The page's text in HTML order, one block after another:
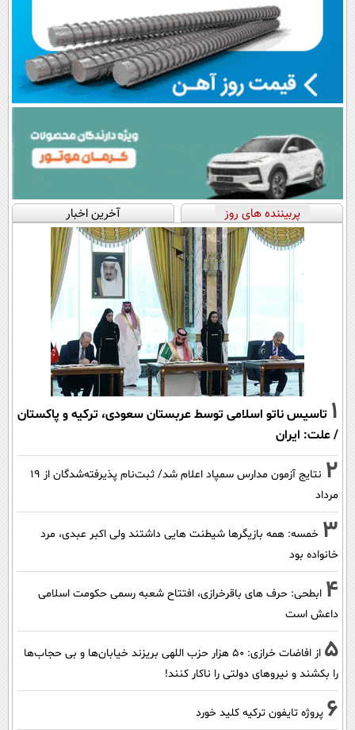
پربیننده های روز آخرین اخبار
1 تاسیس ناتو اسلامی توسط عربستان سعودی، ترکیه و پاکستان
/ علت: ایران
2
نتایج آزمون مدارس سمپاد اعلام شد/ ثبت‌نام پذیرفته‌شدگان از ۱۹
مرداد
3 خمسه: همه بازیگرها شیطنت هایی داشتند ولی اکبر عبدی، مرد
خانواده بود
4 ابطحی: حرف های باقرخرازی، افتتاح شعبه رسمی حکومت اسلامی
داعش است
5
از افاضات خرازی: ۵۰ هزار حزب اللهی بریزند خیابان‌ها و بی حجاب‌ها
را بکشند و نیرو‌های دولتی را ناکار کنند!
6 پروژه تایفون ترکیه کلید خورد